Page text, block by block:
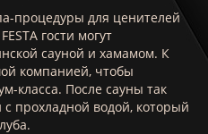
процедуры для ценителей
гости могут
сауной и хамамом. К
компанией, чтобы
класса. После сауны так
с прохладной водой, который